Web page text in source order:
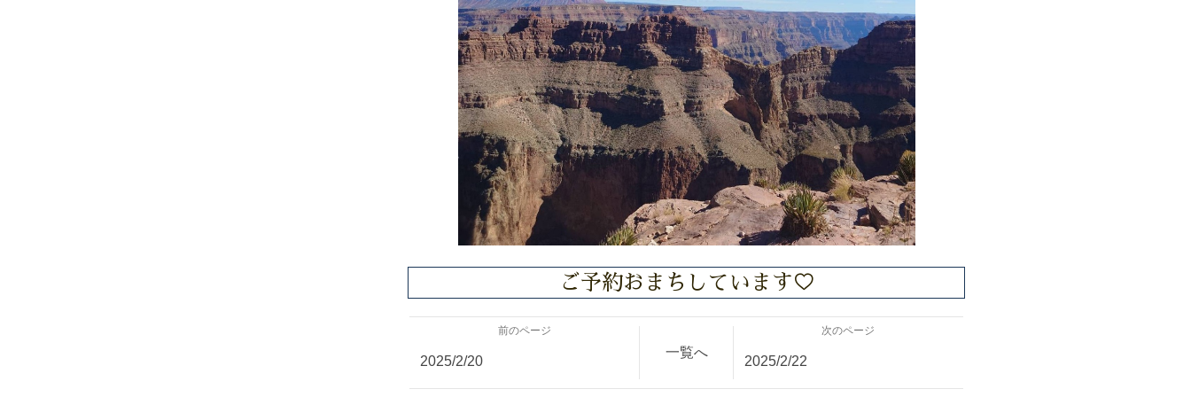
ご予約おまちしています♡
前のページ
2025/2/20
一覧へ
次のページ
2025/2/22